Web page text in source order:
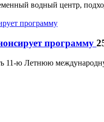
водный центр,
программу
11-ю Летнюю